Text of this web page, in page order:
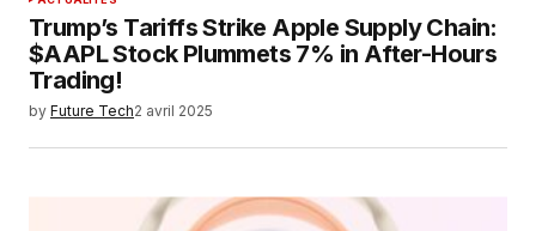
Trump’s Tariffs Strike Apple Supply Chain:
$AAPL Stock Plummets 7% in After-Hours
Trading!
by Future Tech2 avril 2025